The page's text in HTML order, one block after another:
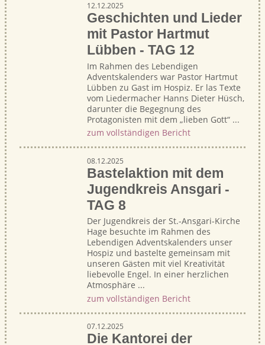
12.12.2025
Geschichten und Lieder
mit Pastor Hartmut
Lübben - TAG 12
Im Rahmen des Lebendigen
Adventskalenders war Pastor Hartmut
Lübben zu Gast im Hospiz. Er las Texte
vom Liedermacher Hanns Dieter Hüsch,
darunter die Begegnung des
Protagonisten mit dem „lieben Gott“ ...
zum vollständigen Bericht
08.12.2025
Bastelaktion mit dem
Jugendkreis Ansgari -
TAG 8
Der Jugendkreis der St.-Ansgari-Kirche
Hage besuchte im Rahmen des
Lebendigen Adventskalenders unser
Hospiz und bastelte gemeinsam mit
unseren Gästen mit viel Kreativität
liebevolle Engel. In einer herzlichen
Atmosphäre ...
zum vollständigen Bericht
07.12.2025
Die Kantorei der